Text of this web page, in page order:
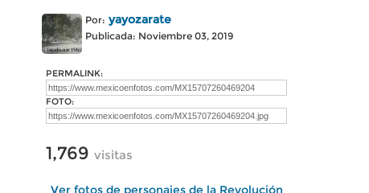
Por: yayozarate
Publicada: Noviembre 03, 2019
PERMALINK:
FOTO:
1,769 visitas
Ver fotos de personajes de la Revolución